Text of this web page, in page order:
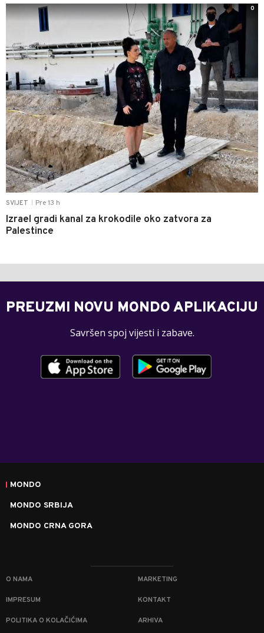
SVIJET Pre 13 h
Izrael gradi kanal za krokodile oko zatvora za
Palestince
0
PREUZMI NOVU MONDO APLIKACIJU
Savršen spoj vijesti i zabave.
MONDO
MONDO SRBIJA
MONDO CRNA GORA
O NAMA MARKETING
IMPRESUM KONTAKT
POLITIKA O KOLAČIĆIMA ARHIVA